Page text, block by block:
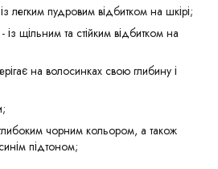
легким пудровим відбитком на шкірі;
із щільним та стійким відбитком на
на волосинках свою глибину і
глибоким чорним кольором, а також
підтоном;